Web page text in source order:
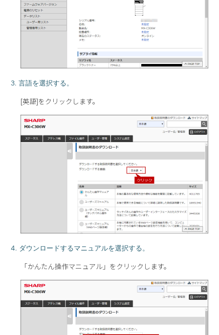
3. 言語を選択する。
[英語]をクリックします。
4. ダウンロードするマニュアルを選択する。
「かんたん操作マニュアル」をクリックします。